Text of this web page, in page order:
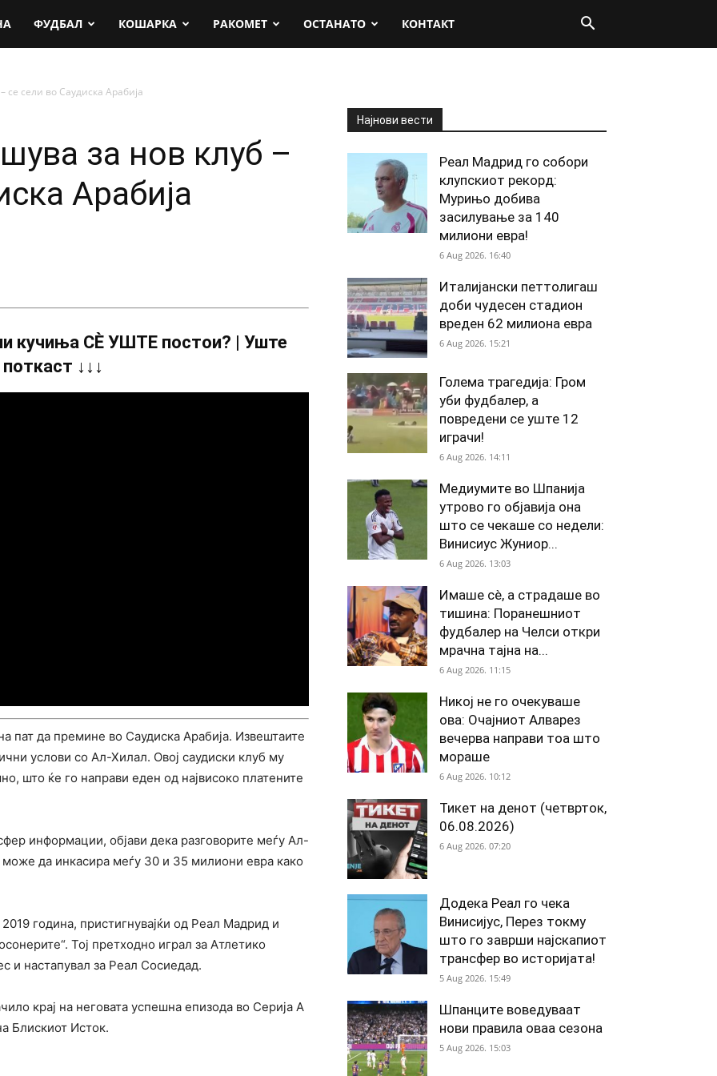
ФУДБАЛ КОШАРКА РАКОМЕТ ОСТАНАТО КОНТАКТ
се сели во Саудиска Арабија
за нов клуб –
Арабија
кучиња СÈ УШТЕ постои? | Уште
↓↓↓
пат да премине во Саудиска Арабија. Извештаите
услови со Ал-Хилал. Овој саудиски клуб му
што ќе го направи еден од највисоко платените
информации, објави дека разговорите меѓу Ал-
да инкасира меѓу 30 и 35 милиони евра како
година, пристигнувајќи од Реал Мадрид и
Тој претходно играл за Атлетико
и настапувал за Реал Сосиедад.
крај на неговата успешна епизода во Серија А
Блискиот Исток.
Најнови вести
Реал Мадрид го собори
клупскиот рекорд:
Мурињо добива
засилување за 140
милиони евра!
6 Aug 2026. 16:40
Италијански петтолигаш
доби чудесен стадион
вреден 62 милиона евра
6 Aug 2026. 15:21
Голема трагедија: Гром
уби фудбалер, а
повредени се уште 12
играчи!
6 Aug 2026. 14:11
Медиумите во Шпанија
утрово го објавија она
што се чекаше со недели:
Винисиус Жуниор...
6 Aug 2026. 13:03
Имаше сè, а страдаше во
тишина: Поранешниот
фудбалер на Челси откри
мрачна тајна на...
6 Aug 2026. 11:15
Никој не го очекуваше
ова: Очајниот Алварез
вечерва направи тоа што
мораше
6 Aug 2026. 10:12
Тикет на денот (четврток,
06.08.2026)
6 Aug 2026. 07:20
Додека Реал го чека
Винисијус, Перез токму
што го заврши најскапиот
трансфер во историјата!
5 Aug 2026. 15:49
Шпанците воведуваат
нови правила оваа сезона
5 Aug 2026. 15:03